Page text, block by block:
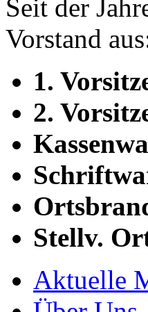
Seit der
Vorstand
1.
2.
Stellv.
Aktuelle